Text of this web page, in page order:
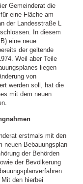
Gemeinderat die
eine Fläche am
der Landesstraße L
In diesem
eine neue
der geltende
Weil aber Teile
liegen
von
werden soll, hat die
mit dem neuen
erstmals mit den
neuen Bebauungsplan
der Behörden
der Bevölkerung
den hierbei